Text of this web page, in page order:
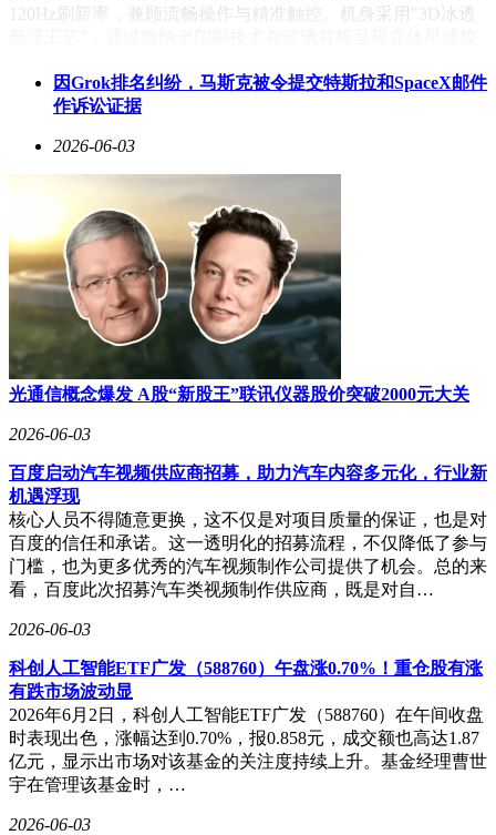
120Hz刷新率，兼顾流畅操作与精准触控。机身采用"3D冰透
量与8.36mm厚度确保单手握持舒适性，IP69K防水与360°抗摔
结构则提升了户外使用的可靠性。
性能配置方面，天玑8550 SUPER处理器与ColorOS 16系统组
合提供流畅体验，可轻松应对多任务处理与主流游戏需求。独
立AI按键的加入进一步强化了旅行场景实用性：长按可快速
生成包含航班、酒店信息的智能笔记，语音指令可一键获取个
性化旅行攻略，实时翻译功能则助力跨国交流。这些功能通过
硬件与软件的深度整合，将手机转化为真正的"出行助手"。
价格策略上，Reno16 12GB+256GB版本经补贴后起售价2999
元，在同价位机型中展现出显著优势。其通过影像、续航、设
计三大维度的均衡表现，精准契合了旅行用户对专业记录、持
久陪伴与便携操作的复合需求。对于追求性价比且不愿妥协体
验的消费者而言，这款机型提供了极具吸引力的选择。
因Grok排名纠纷，马斯克被令提交特斯拉和SpaceX邮件
作诉讼证据
2026-06-03
光通信概念爆发 A股“新股王”联讯仪器股价突破2000元大关
2026-06-03
百度启动汽车视频供应商招募，助力汽车内容多元化，行业新
机遇浮现
核心人员不得随意更换，这不仅是对项目质量的保证，也是对
百度的信任和承诺。这一透明化的招募流程，不仅降低了参与
门槛，也为更多优秀的汽车视频制作公司提供了机会。总的来
看，百度此次招募汽车类视频制作供应商，既是对自…
2026-06-03
科创人工智能ETF广发（588760）午盘涨0.70%！重仓股有涨
有跌市场波动显
2026年6月2日，科创人工智能ETF广发（588760）在午间收盘
时表现出色，涨幅达到0.70%，报0.858元，成交额也高达1.87
亿元，显示出市场对该基金的关注度持续上升。基金经理曹世
宇在管理该基金时，…
2026-06-03